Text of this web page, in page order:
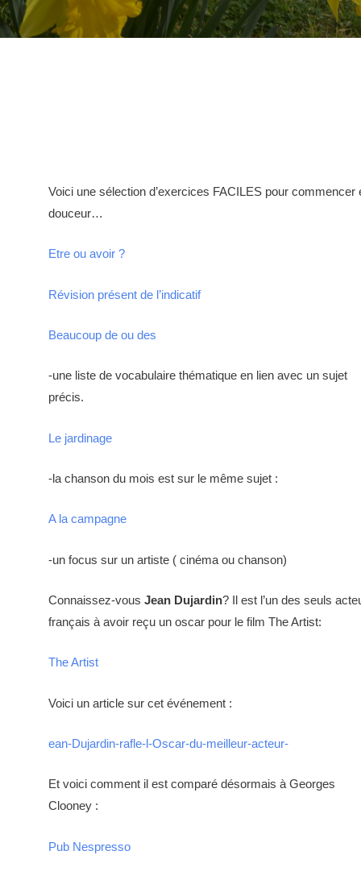
Voici une sélection d’exercices FACILES pour commencer
douceur…
Etre ou avoir ?
Révision présent de l’indicatif
Beaucoup de ou des
-une liste de vocabulaire thématique en lien avec un sujet
précis.
Le jardinage
-la chanson du mois est sur le même sujet :
A la campagne
-un focus sur un artiste ( cinéma ou chanson)
Connaissez-vous Jean Dujardin? Il est l’un des seuls
français à avoir reçu un oscar pour le film The Artist:
The Artist
Voici un article sur cet événement :
ean-Dujardin-rafle-l-Oscar-du-meilleur-acteur-
Et voici comment il est comparé désormais à Georges
Clooney :
Pub Nespresso